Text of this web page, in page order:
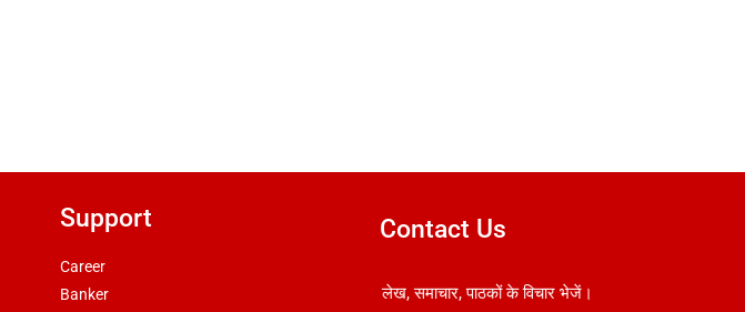
Support
Career
Banker
Contact Us
लेख, समाचार, पाठकों के विचार भेजें।